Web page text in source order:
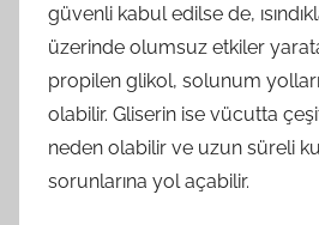
güvenli kabul edilse de,
üzerinde olumsuz etkiler
propilen glikol, solunum
olabilir. Gliserin ise vücutta
neden olabilir ve uzun süreli
sorunlarına yol açabilir.